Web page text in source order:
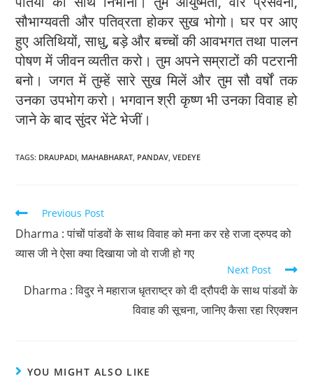
सौभाग्यवती और पतिव्रता होकर सुख भोगो। घर पर आए
हुए अतिथियों, साधु, बड़े और बच्चों की आवभगत तथा पालन
पोषण में जीवन व्यतीत करो। तुम अपने सम्राटों की पटरानी
बनो। जगत में तुम्हें सारे सुख मिलें और तुम सौ वर्षों तक
उनका उपभोग करो। भगवान श्री कृष्ण भी उनका विवाह हो
जाने के बाद सुंदर भेंटे भेजीं।
TAGS: DRAUPADI MAHABHARAT PANDAV VEDEYE
Previous Post
Dharma : पांचों पांडवों के साथ विवाह को मना कर रहे राजा द्रुपद को
व्यास जी ने ऐसा क्या दिखाया जो वो राजी हो गए
Next Post
Dharma : विदुर ने महाराज धृतराष्ट्र को दी द्रौपदी के साथ पांडवों के
विवाह की सूचना, जानिए कैसा रहा रिएक्शन
YOU MIGHT ALSO LIKE